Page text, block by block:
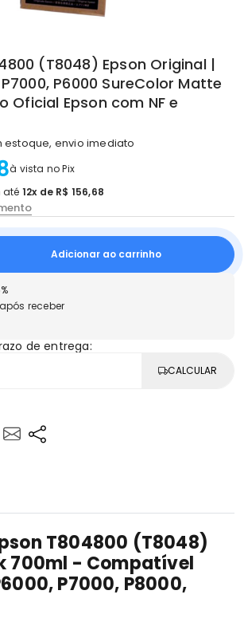
(T8048) Epson Original |
P6000 SureColor Matte
Oficial Epson com NF e
estoque, envio imediato
à vista no Pix
até 12x de R$ 156,68
Adicionar ao carrinho
receber
de entrega:
CALCULAR
T804800 (T8048)
700ml - Compatível
P7000, P8000,